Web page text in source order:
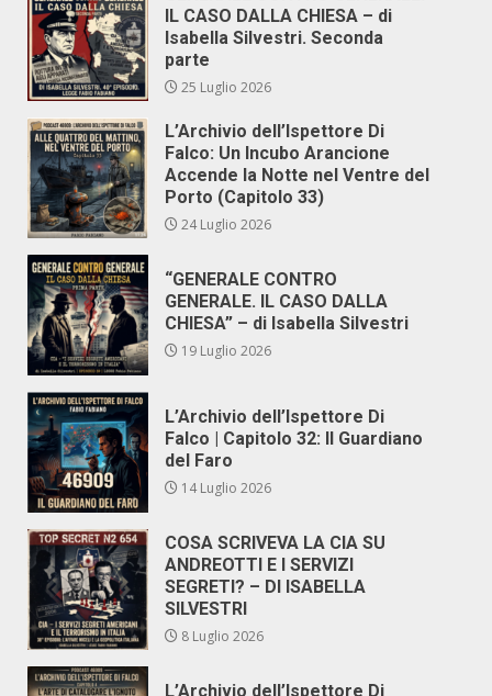
IL CASO DALLA CHIESA – di
Isabella Silvestri. Seconda
parte
25 Luglio 2026
L’Archivio dell’Ispettore Di
Falco: Un Incubo Arancione
Accende la Notte nel Ventre del
Porto (Capitolo 33)
24 Luglio 2026
“GENERALE CONTRO
GENERALE. IL CASO DALLA
CHIESA” – di Isabella Silvestri
19 Luglio 2026
L’Archivio dell’Ispettore Di
Falco | Capitolo 32: Il Guardiano
del Faro
14 Luglio 2026
COSA SCRIVEVA LA CIA SU
ANDREOTTI E I SERVIZI
SEGRETI? – DI ISABELLA
SILVESTRI
8 Luglio 2026
L’Archivio dell’Ispettore Di